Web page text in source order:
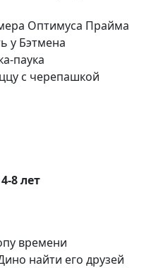
Оптимуса Прайма
у Бэтмена
паука
с черепашкой
8 лет
времени
найти его друзей